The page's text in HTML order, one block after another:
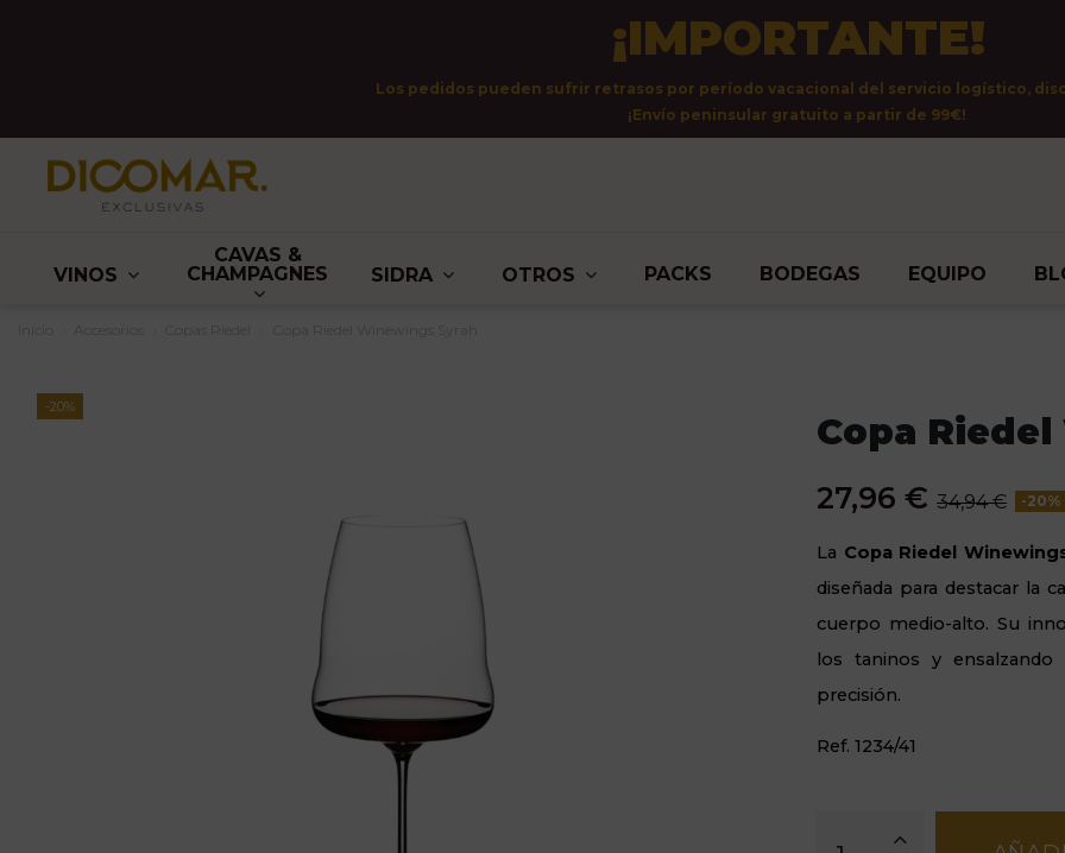
¡IMPORTANTE!
Los pedidos pueden sufrir retrasos por período vacacional del servicio logístico,
¡Envío peninsular gratuito a partir de 99€!
VINOS
CAVAS &
CHAMPAGNES
SIDRA OTROS PACKS BODEGAS EQUIPO
-20%
Copa
27,96 € 34,94 € -20%
La Copa Riedel
diseñada para destacar la
cuerpo medio-alto. Su
los taninos y
precisión.
Ref. 1234/41